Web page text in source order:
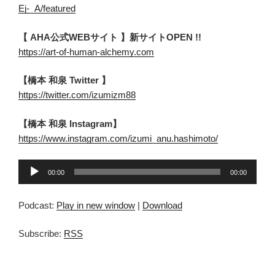
Ej-_A/featured
【 AHA公式WEBサイト 】新サイトOPEN !!
https://art-of-human-alchemy.com
【橋本 和泉 Twitter 】
https://twitter.com/izumizm88
【橋本 和泉 Instagram】
https://www.instagram.com/izumi_anu.hashimoto/
レ
ヤ
00:00 00:00
Podcast: Play in new window | Download
Subscribe: RSS